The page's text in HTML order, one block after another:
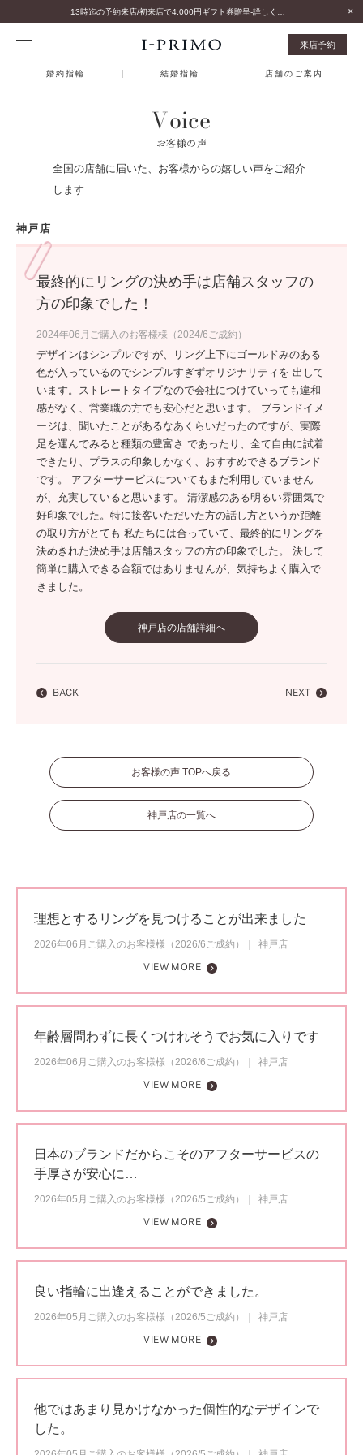
来店予約
婚約指輪 結婚指輪 店舗のご案内
Voice
お客様の声
全国の店舗に届いた、お客様からの嬉しい声をご紹介
します
神戸店
最終的にリングの決め手は店舗スタッフの
方の印象でした！
2024年06月ご購入のお客様様（2024/6ご成約）
デザインはシンプルですが、リング上下にゴールドみのある
色が入っているのでシンプルすぎずオリジナリティを 出して
います。ストレートタイプなので会社につけていっても違和
感がなく、営業職の方でも安心だと思います。 ブランドイメ
ージは、聞いたことがあるなあくらいだったのですが、実際
足を運んでみると種類の豊富さ であったり、全て自由に試着
できたり、プラスの印象しかなく、おすすめできるブランド
です。 アフターサービスについてもまだ利用していません
が、充実していると思います。 清潔感のある明るい雰囲気で
好印象でした。特に接客いただいた方の話し方というか距離
の取り方がとても 私たちには合っていて、最終的にリングを
決めきれた決め手は店舗スタッフの方の印象でした。 決して
簡単に購入できる金額ではありませんが、気持ちよく購入で
きました。
神戸店の店舗詳細へ
BACK NEXT
お客様の声 TOPへ戻る
神戸店の一覧へ
理想とするリングを見つけることが出来ました
2026年06月ご購入のお客様様（2026/6ご成約）
神戸店
VIEW MORE
年齢層問わずに長くつけれそうでお気に入りです
2026年06月ご購入のお客様様（2026/6ご成約）
神戸店
VIEW MORE
日本のブランドだからこそのアフターサービスの
手厚さが安心に…
2026年05月ご購入のお客様様（2026/5ご成約）
神戸店
VIEW MORE
良い指輪に出逢えることができました。
2026年05月ご購入のお客様様（2026/5ご成約）
神戸店
VIEW MORE
他ではあまり見かけなかった個性的なデザインで
した。